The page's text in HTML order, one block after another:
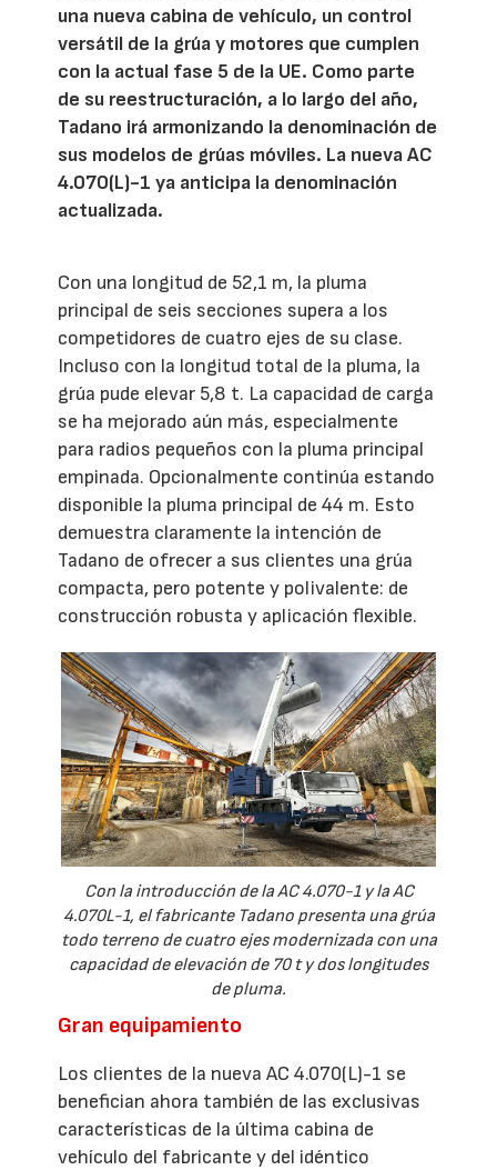
una nueva cabina de vehículo, un control
versátil de la grúa y motores que cumplen
con la actual fase 5 de la UE. Como parte
de su reestructuración, a lo largo del año,
Tadano irá armonizando la denominación de
sus modelos de grúas móviles. La nueva AC
4.070(L)-1 ya anticipa la denominación
actualizada.
Con una longitud de 52,1 m, la pluma
principal de seis secciones supera a los
competidores de cuatro ejes de su clase.
Incluso con la longitud total de la pluma, la
grúa pude elevar 5,8 t. La capacidad de carga
se ha mejorado aún más, especialmente
para radios pequeños con la pluma principal
empinada. Opcionalmente continúa estando
disponible la pluma principal de 44 m. Esto
demuestra claramente la intención de
Tadano de ofrecer a sus clientes una grúa
compacta, pero potente y polivalente: de
construcción robusta y aplicación flexible.
Con la introducción de la AC 4.070-1 y la AC
4.070L-1, el fabricante Tadano presenta una grúa
todo terreno de cuatro ejes modernizada con una
capacidad de elevación de 70 t y dos longitudes
de pluma.
Gran equipamiento
Los clientes de la nueva AC 4.070(L)-1 se
benefician ahora también de las exclusivas
características de la última cabina de
vehículo del fabricante y del idéntico